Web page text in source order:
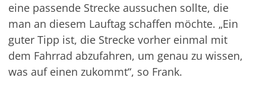
eine passende Strecke aussuchen sollte, die
man an diesem Lauftag schaffen möchte. „Ein
guter Tipp ist, die Strecke vorher einmal mit
dem Fahrrad abzufahren, um genau zu wissen,
was auf einen zukommt“, so Frank.